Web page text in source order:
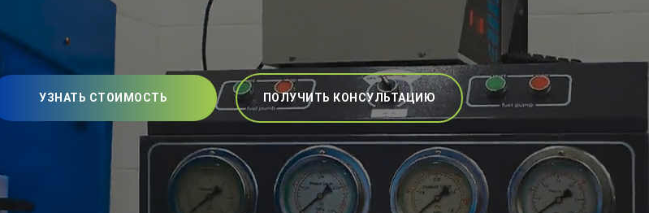
УЗНАТЬ СТОИМОСТЬ ПОЛУЧИТЬ КОНСУЛЬТАЦИЮ